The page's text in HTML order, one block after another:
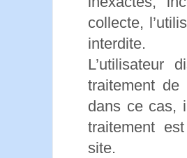
collecte,
interdite.
L’utilisateur
traitement
dans ce cas,
traitement
site.